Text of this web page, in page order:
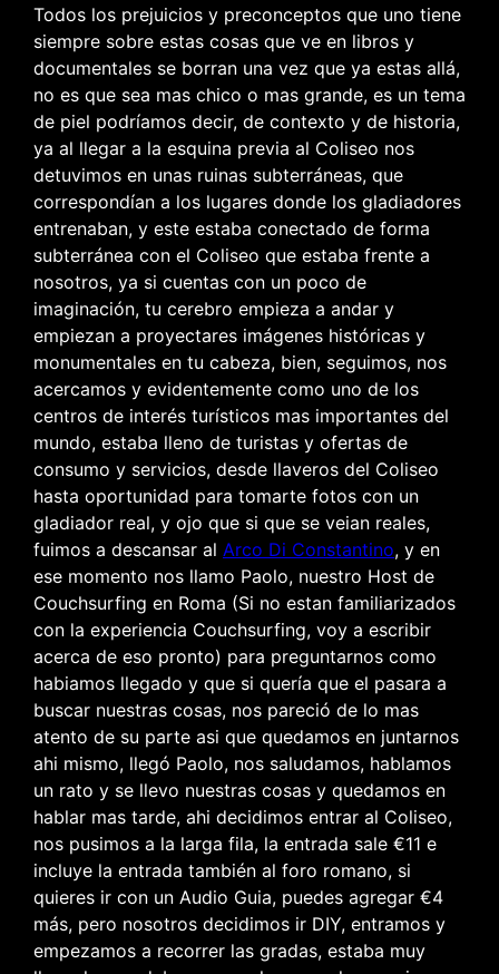
Todos los prejuicios y preconceptos que uno tiene
siempre sobre estas cosas que ve en libros y
documentales se borran una vez que ya estas allá,
no es que sea mas chico o mas grande, es un tema
de piel podríamos decir, de contexto y de historia,
ya al llegar a la esquina previa al Coliseo nos
detuvimos en unas ruinas subterráneas, que
correspondían a los lugares donde los gladiadores
entrenaban, y este estaba conectado de forma
subterránea con el Coliseo que estaba frente a
nosotros, ya si cuentas con un poco de
imaginación, tu cerebro empieza a andar y
empiezan a proyectares imágenes históricas y
monumentales en tu cabeza, bien, seguimos, nos
acercamos y evidentemente como uno de los
centros de interés turísticos mas importantes del
mundo, estaba lleno de turistas y ofertas de
consumo y servicios, desde llaveros del Coliseo
hasta oportunidad para tomarte fotos con un
gladiador real, y ojo que si que se veian reales,
fuimos a descansar al Arco Di Constantino, y en
ese momento nos llamo Paolo, nuestro Host de
Couchsurfing en Roma (Si no estan familiarizados
con la experiencia Couchsurfing, voy a escribir
acerca de eso pronto) para preguntarnos como
habiamos llegado y que si quería que el pasara a
buscar nuestras cosas, nos pareció de lo mas
atento de su parte asi que quedamos en juntarnos
ahi mismo, llegó Paolo, nos saludamos, hablamos
un rato y se llevo nuestras cosas y quedamos en
hablar mas tarde, ahi decidimos entrar al Coliseo,
nos pusimos a la larga fila, la entrada sale €11 e
incluye la entrada también al foro romano, si
quieres ir con un Audio Guia, puedes agregar €4
más, pero nosotros decidimos ir DIY, entramos y
empezamos a recorrer las gradas, estaba muy